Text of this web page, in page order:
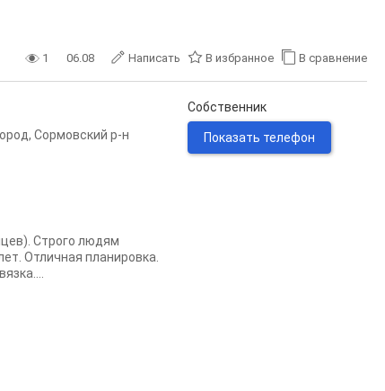
1 06.08 Написать В избранное В сравнение
, Сормовский р-н
Строго людям
Отличная планировка.
Собственник
Показать телефон